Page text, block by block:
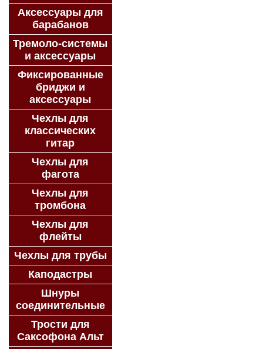
Аксессуары для
барабанов
Тремоло-системы
и аксессуары
Фиксированные
бриджи и
аксессуары
Чехлы для
классических
гитар
Чехлы для
фагота
Чехлы для
тромбона
Чехлы для
флейты
Чехлы для трубы
Каподастры
Шнуры
соединительные
Трости для
Саксофона Альт